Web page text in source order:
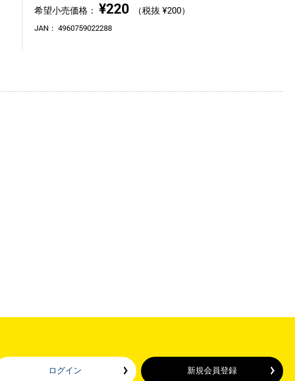
希望小売価格： ¥220 （税抜 ¥200）
JAN： 4960759022288
ログイン 新規会員登録